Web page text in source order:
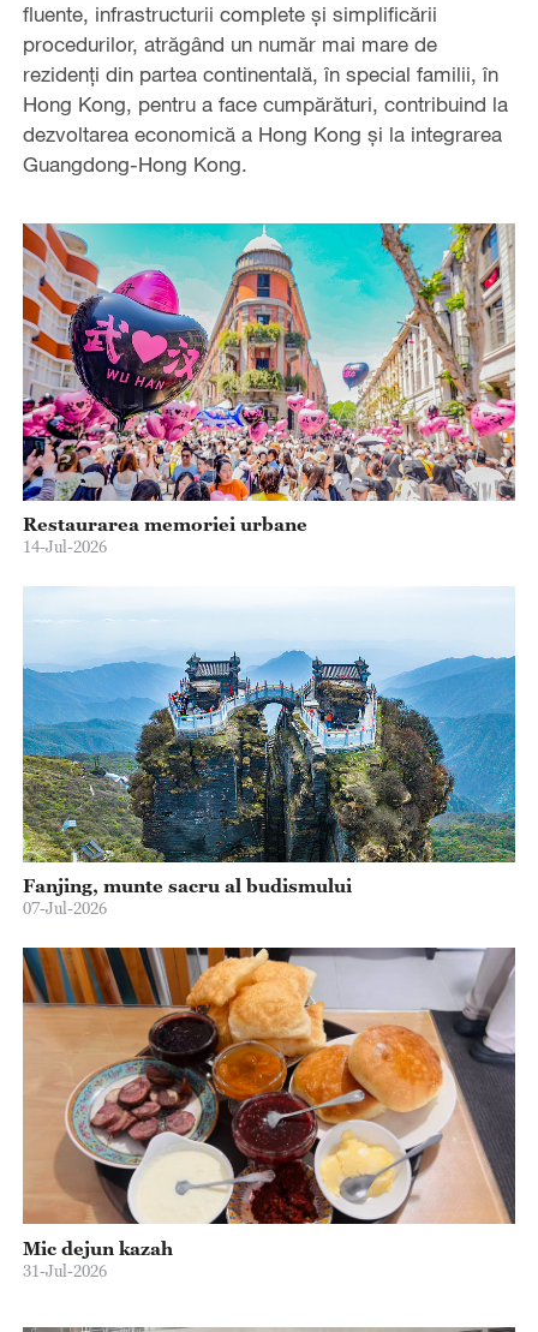
fluente, infrastructurii complete și simplificării
procedurilor, atrăgând un număr mai mare de
rezidenți din partea continentală, în special familii, în
Hong Kong, pentru a face cumpărături, contribuind la
dezvoltarea economică a Hong Kong și la integrarea
Guangdong-Hong Kong.
Restaurarea memoriei urbane
14-Jul-2026
Fanjing, munte sacru al budismului
07-Jul-2026
Mic dejun kazah
31-Jul-2026